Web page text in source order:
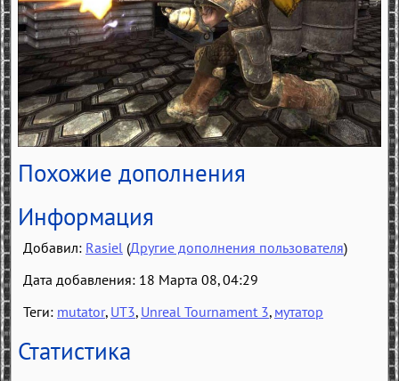
Похожие дополнения
Информация
Добавил: Rasiel (Другие дополнения пользователя)
Дата добавления: 18 Марта 08, 04:29
Теги: mutator, UT3, Unreal Tournament 3, мутатор
Статистика